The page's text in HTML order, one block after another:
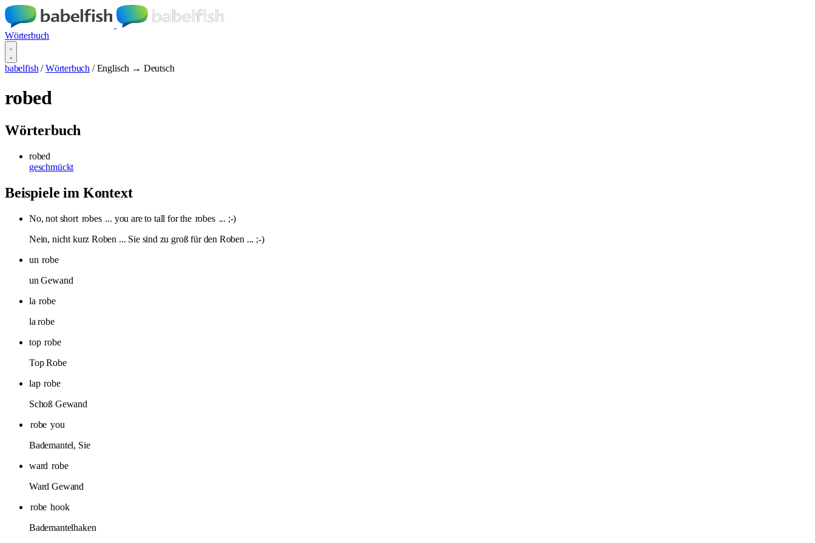
Wörterbuch
babelfish / Wörterbuch / Englisch → Deutsch
robed
Wörterbuch
robed
geschmückt
Beispiele im Kontext
No, not short robes ... you are to tall for the robes ... ;-)
Nein, nicht kurz Roben ... Sie sind zu groß für den Roben ... ;-)
un robe
un Gewand
la robe
la robe
top robe
Top Robe
lap robe
Schoß Gewand
robe you
Bademantel, Sie
ward robe
Ward Gewand
robe hook
Bademantelhaken